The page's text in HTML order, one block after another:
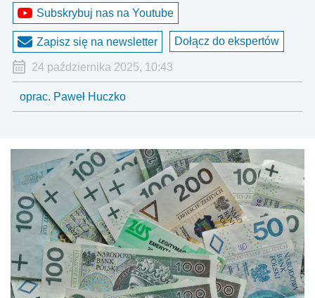
Subskrybuj nas na Youtube
Zapisz się na newsletter Dołącz do ekspertów
24 października 2025, 10:43
oprac. Paweł Huczko